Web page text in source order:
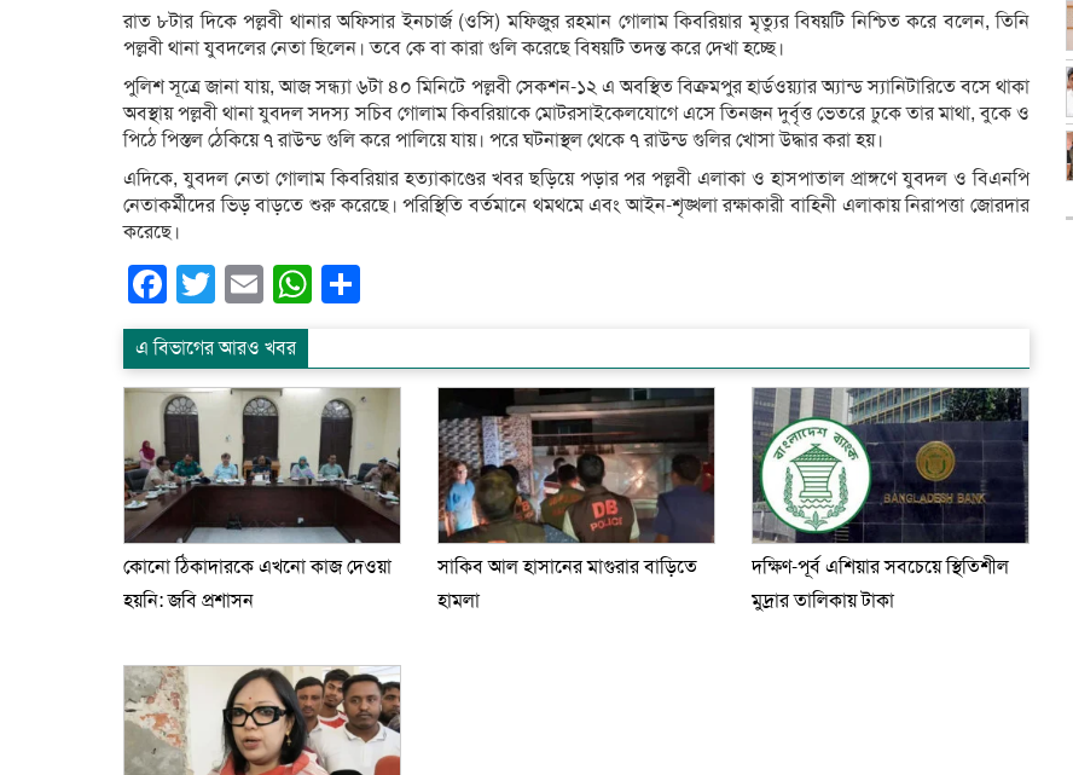
রাত ৮টার দিকে পল্লবী থানার অফিসার ইনচার্জ (ওসি) মফিজুর রহমান গোলাম কিবরিয়ার মৃত্যুর বিষয়টি নিশ্চিত করে বলেন, তিনি
পল্লবী থানা যুবদলের নেতা ছিলেন। তবে কে বা কারা গুলি করেছে বিষয়টি তদন্ত করে দেখা হচ্ছে।
পুলিশ সূত্রে জানা যায়, আজ সন্ধ্যা ৬টা ৪০ মিনিটে পল্লবী সেকশন-১২ এ অবস্থিত বিক্রমপুর হার্ডওয়্যার অ্যান্ড স্যানিটারিতে বসে থাকা
অবস্থায় পল্লবী থানা যুবদল সদস্য সচিব গোলাম কিবরিয়াকে মোটরসাইকেলযোগে এসে তিনজন দুর্বৃত্ত ভেতরে ঢুকে তার মাথা, বুকে ও
পিঠে পিস্তল ঠেকিয়ে ৭ রাউন্ড গুলি করে পালিয়ে যায়। পরে ঘটনাস্থল থেকে ৭ রাউন্ড গুলির খোসা উদ্ধার করা হয়।
এদিকে, যুবদল নেতা গোলাম কিবরিয়ার হত্যাকাণ্ডের খবর ছড়িয়ে পড়ার পর পল্লবী এলাকা ও হাসপাতাল প্রাঙ্গণে যুবদল ও বিএনপি
নেতাকর্মীদের ভিড় বাড়তে শুরু করেছে। পরিস্থিতি বর্তমানে থমথমে এবং আইন-শৃঙ্খলা রক্ষাকারী বাহিনী এলাকায় নিরাপত্তা জোরদার
করেছে।
Facebook
Twitter
EmailWhatsApp
এ বিভাগের আরও খবর
কোনো ঠিকাদারকে এখনো কাজ দেওয়া
হয়নি: জবি প্রশাসন
সাকিব আল হাসানের মাগুরার বাড়িতে
হামলা
দক্ষিণ-পূর্ব এশিয়ার সবচেয়ে স্থিতিশীল
মুদ্রার তালিকায় টাকা